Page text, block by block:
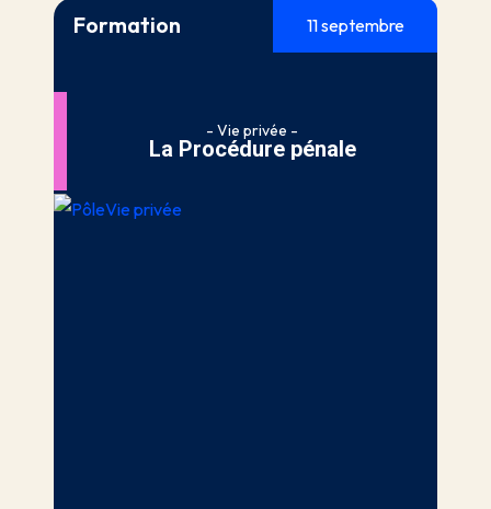
Formation 11 septembre
- Vie privée -
La Procédure pénale